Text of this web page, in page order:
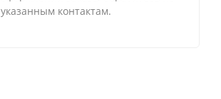
указанным контактам.